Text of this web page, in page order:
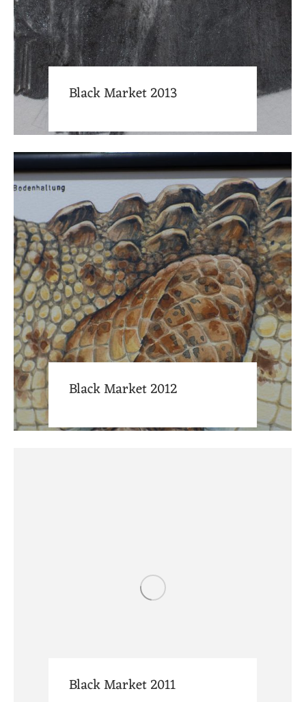
Black Market 2013
Black Market 2012
Black Market 2011